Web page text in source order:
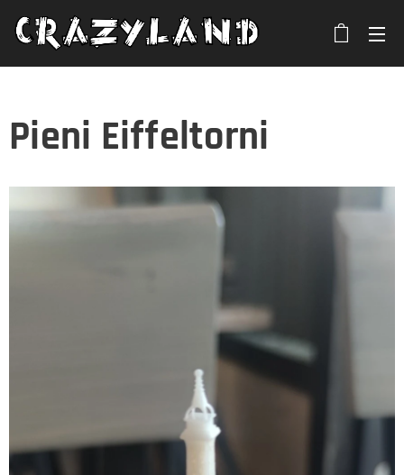
Pieni Eiffeltorni